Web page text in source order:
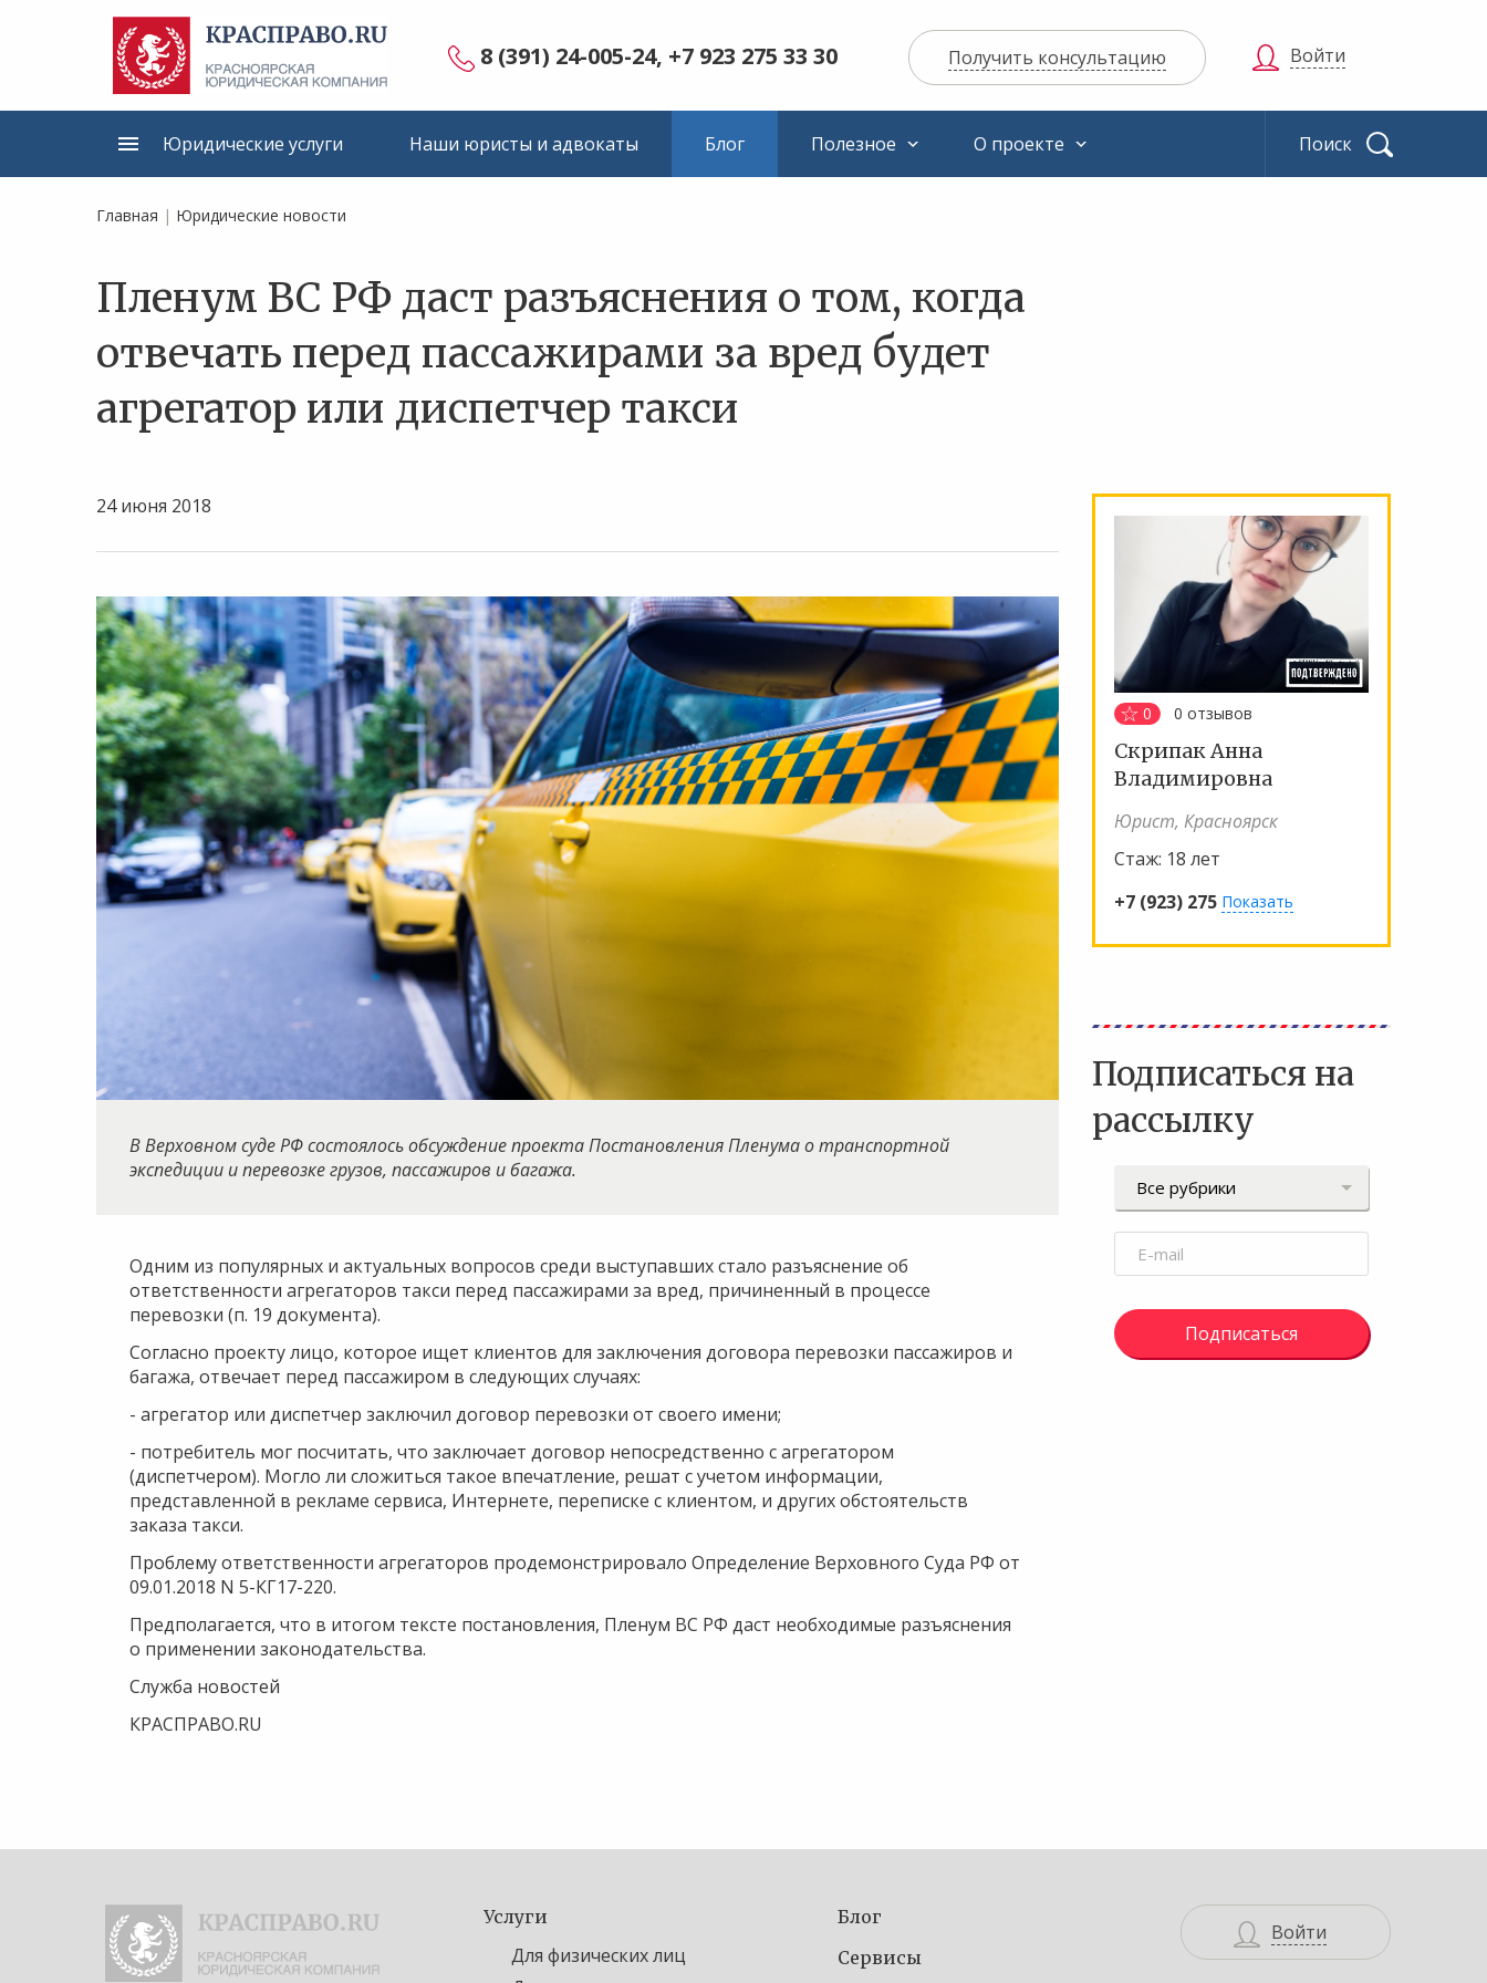
8 (391) 24-005-24, +7 923 275 33 30 Получить консультацию
Юридические услуги Наши юристы и адвокаты Блог Полезное О проекте
Войти
Главная | Юридические новости
Пленум ВС РФ даст разъяснения о том, когда
отвечать перед пассажирами за вред будет
агрегатор или диспетчер такси
24 июня 2018
В Верховном суде РФ состоялось обсуждение проекта Постановления Пленума о транспортной
экспедиции и перевозке грузов, пассажиров и багажа.
Одним из популярных и актуальных вопросов среди выступавших стало разъяснение об
ответственности агрегаторов такси перед пассажирами за вред, причиненный в процессе
перевозки (п. 19 документа).
Согласно проекту лицо, которое ищет клиентов для заключения договора перевозки пассажиров и
багажа, отвечает перед пассажиром в следующих случаях:
- агрегатор или диспетчер заключил договор перевозки от своего имени;
- потребитель мог посчитать, что заключает договор непосредственно с агрегатором
(диспетчером). Могло ли сложиться такое впечатление, решат с учетом информации,
представленной в рекламе сервиса, Интернете, переписке с клиентом, и других обстоятельств
заказа такси.
Проблему ответственности агрегаторов продемонстрировало Определение Верховного Суда РФ от
09.01.2018 N 5-КГ17-220.
Предполагается, что в итогом тексте постановления, Пленум ВС РФ даст необходимые разъяснения
о применении законодательства.
Служба новостей
КРАСПРАВО.RU
0 0 отзывов
Скрипак Анна
Владимировна
Юрист, Красноярск
Стаж: 18 лет
+7 (923) 275 Показать
Подписаться на
рассылку
Подписаться
Услуги
Для физических лиц
Блог
Сервисы
Войти